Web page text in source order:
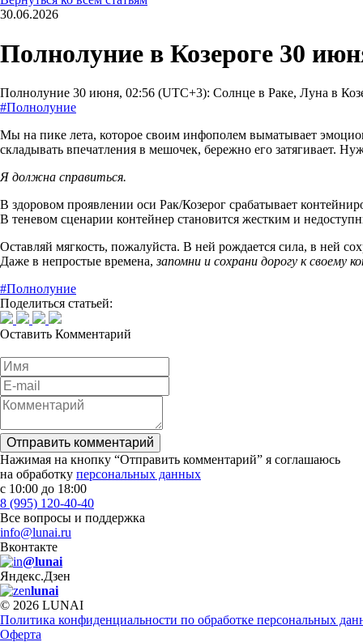
30.06.2026
Полнолуние в Козероге 30
Полнолуние 30 июня, 02:56 (UTC+3): Солнце в Раке, Луна в
#Полнолуние
Мы на пике лета, которое своим инфополем выматывает
складывать впечатления в мешочек, бережно его затягивает.
Я должна справиться.
В здоровом проявлении оси Рак/Козерог срабатывает
В теневом сценарии контейнер становится жестким и
Оставляй мягкость, пожалуйста. В ней рождается сила, в ней
Даже в непростые времена,запомни и сохрани дорогу к своему
#Полнолуние
Поделиться статьей:
Оставить Комментарий
Отправить комментарий
Нажимая на кнопку “Отправить комментарий” я соглашаюсь
на обработку персональных данных
с 10:00 до 18:00
8 (995) 120-40-40
Все вопросы и поддержка
info@lunai.ru
Вконтакте
@lunai
Яндекс.Дзен
lunai
© 2026 LUNAI
Политика конфиденциальности по обработке персональных
Оферта